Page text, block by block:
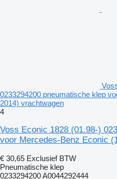
0233294200 pneumatische klep
2014) vrachtwagen
4
Voss Econic 1828 (01.98-)
voor Mercedes-Benz Econic
€ 30,65 Exclusief BTW
Pneumatische klep
0233294200 A0044292444